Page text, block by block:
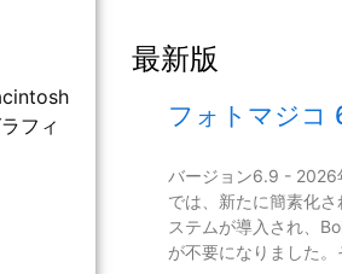
フィ
最新版
フォトマジコ
バージョン6.9 -
では、新たに簡素化
ステムが導入され、
が不要になりました。